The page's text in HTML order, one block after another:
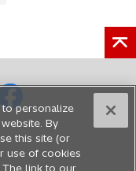
o
p
e
n
s
personalize
By
this site (or
use of cookies
The link to our